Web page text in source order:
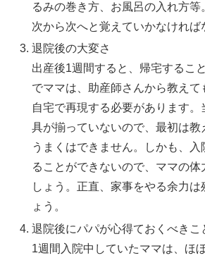
るみの巻き方、お風呂の入れ方等
次から次へと覚えていかなければ
退院後の大変さ
出産後1週間すると、帰宅するこ
でママは、助産師さんから教えて
自宅で再現する必要があります。
具が揃っていないので、最初は教
うまくはできません。しかも、
ることができないので、ママの
しょう。正直、家事をやる余力は
ょう。
退院後にパパが心得ておくべきこ
1週間入院中していたママは、ほ